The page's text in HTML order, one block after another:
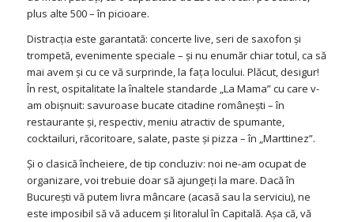
plus alte 500 – în picioare.
Distracţia este garantată: concerte live, seri de saxofon şi
trompetă, evenimente speciale – şi nu enumăr chiar totul, ca să
mai avem şi cu ce vă surprinde, la faţa locului. Plăcut, desigur!
În rest, ospitalitate la înaltele standarde „La Mama” cu care v-
am obişnuit: savuroase bucate citadine româneşti – în
restaurante şi, respectiv, meniu atractiv de spumante,
cocktailuri, răcoritoare, salate, paste şi pizza – în „Marttinez”.
Şi o clasică încheiere, de tip concluziv: noi ne-am ocupat de
organizare, voi trebuie doar să ajungeţi la mare. Dacă în
Bucureşti vă putem livra mâncare (acasă sau la serviciu), ne
este imposibil să vă aducem şi litoralul în Capitală. Aşa că, vă